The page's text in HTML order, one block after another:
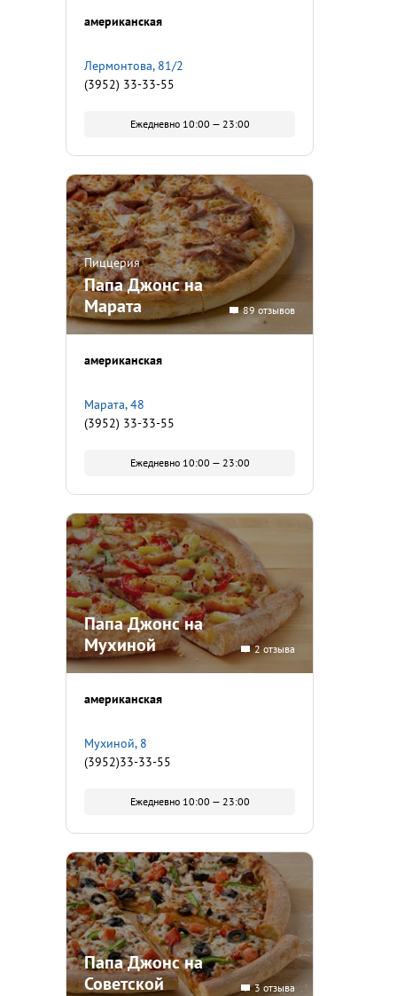
американская
Лермонтова, 81/2
(3952) 33-33-55
Ежедневно 10:00 — 23:00
Пиццерия
Папа Джонс на
Марата
89 отзывов
американская
Марата, 48
(3952) 33-33-55
Ежедневно 10:00 — 23:00
Папа Джонс на
Мухиной
2 отзыва
американская
Мухиной, 8
(3952)33-33-55
Ежедневно 10:00 — 23:00
Папа Джонс на
Советской
3 отзыва